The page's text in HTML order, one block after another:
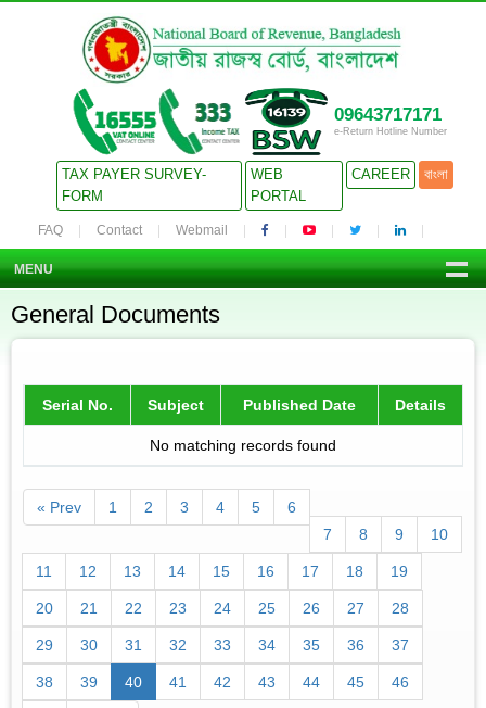
09643717171
e-Return Hotline Number
TAX PAYER SURVEY-
FORM
WEB
PORTAL
CAREER বাংলা
FAQ Contact Webmail
MENU
General Documents
Serial No. Subject Published Date Details
No matching records found
« Prev 1 2 3 4 5
6
7
8 9 10
11 12 13 14 15 16 17 18 19
20 21 22 23 24 25 26 27 28
29 30 31 32 33 34 35 36 37
38 39 40 41 42 43 44 45 46